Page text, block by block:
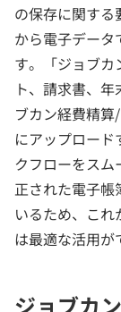
の保存に関す
から電子データ
す。「ジョブ
ト、請求書、
ブカン経費精
にアップロー
クフローをス
正された電子帳
いるため、こ
は最適な活用が
ジョブカ